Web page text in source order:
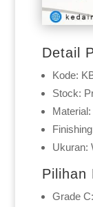
Detail
Kode:
Stock:
Ukuran:
Pilihan
Grade